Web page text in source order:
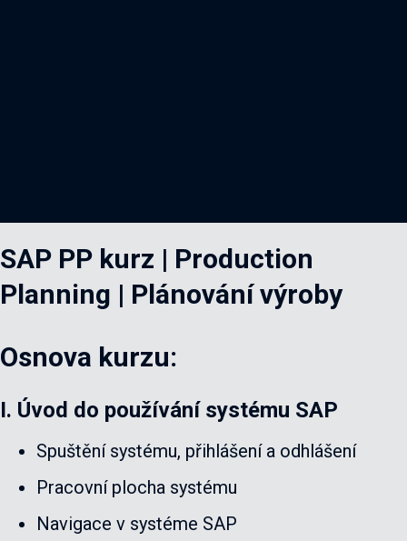
SAP PP kurz | Production
Planning | Plánování výroby
Osnova kurzu:
I. Úvod do používání systému SAP
Spuštění systému, přihlášení a odhlášení
Pracovní plocha systému
Navigace v systéme SAP